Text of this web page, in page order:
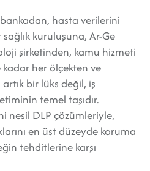
hasta verilerini
kuruluşuna, Ar-Ge
şirketinden, kamu hizmeti
her ölçekten ve
bir lüks değil, iş
temel taşıdır.
nesil DLP çözümleriyle,
en üst düzeyde koruma
tehditlerine karşı